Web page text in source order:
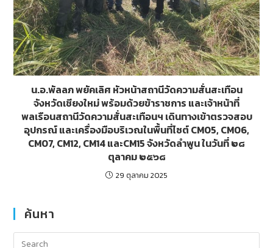
น.อ.พัลลภ พยัคเลิศ หัวหน้าสถานีวัดความสั่นสะเทือน
จังหวัดเชียงใหม่ พร้อมด้วยข้าราชการ และเจ้าหน้าที่
พลเรือนสถานีวัดความสั่นสะเทือนฯ เดินทางเข้าตรวจสอบ
อุปกรณ์ และเครื่องมือบริเวณในพื้นที่ไซต์ CM05, CM06,
CM07, CM12, CM14 และCM15 จังหวัดลำพูน ในวันที่ ๒๘
ตุลาคม ๒๕๖๘
29 ตุลาคม 2025
ค้นหา